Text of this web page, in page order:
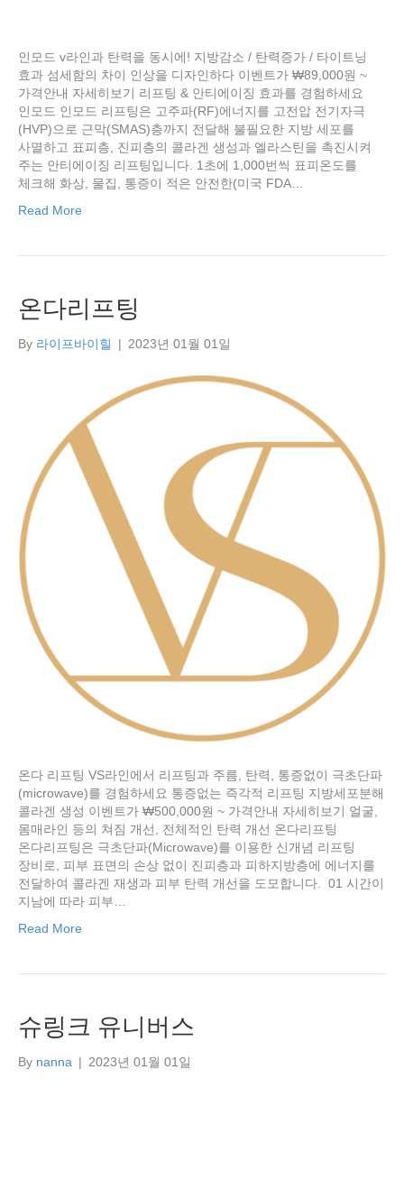
인모드 v라인과 탄력을 동시에! 지방감소 / 탄력증가 / 타이트닝
효과 섬세함의 차이 인상을 디자인하다 이벤트가 ₩89,000원 ~
가격안내 자세히보기 리프팅 & 안티에이징 효과를 경험하세요
인모드 인모드 리프팅은 고주파(RF)에너지를 고전압 전기자극
(HVP)으로 근막(SMAS)층까지 전달해 불필요한 지방 세포를
사멸하고 표피층, 진피층의 콜라겐 생성과 엘라스틴을 촉진시켜
주는 안티에이징 리프팅입니다. 1초에 1,000번씩 표피온도를
체크해 화상, 물집, 통증이 적은 안전한(미국 FDA…
Read More
온다리프팅
By 라이프바이힐 | 2023년 01월 01일
온다 리프팅 VS라인에서 리프팅과 주름, 탄력, 통증없이 극초단파
(microwave)를 경험하세요 통증없는 즉각적 리프팅 지방세포분해
콜라겐 생성 이벤트가 ₩500,000원 ~ 가격안내 자세히보기 얼굴,
몸매라인 등의 쳐짐 개선, 전체적인 탄력 개선 온다리프팅
온다리프팅은 극초단파(Microwave)를 이용한 신개념 리프팅
장비로, 피부 표면의 손상 없이 진피층과 피하지방층에 에너지를
전달하여 콜라겐 재생과 피부 탄력 개선을 도모합니다. ​ 01 시간이
지남에 따라 피부…
Read More
슈링크 유니버스
By nanna | 2023년 01월 01일